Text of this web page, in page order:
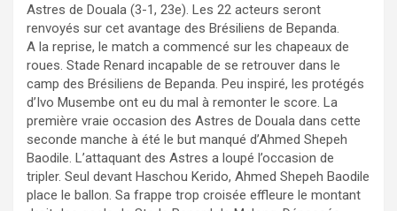
Astres de Douala (3-1, 23e). Les 22 acteurs seront
renvoyés sur cet avantage des Brésiliens de Bepanda.
A la reprise, le match a commencé sur les chapeaux de
roues. Stade Renard incapable de se retrouver dans le
camp des Brésiliens de Bepanda. Peu inspiré, les protégés
d’Ivo Musembe ont eu du mal à remonter le score. La
première vraie occasion des Astres de Douala dans cette
seconde manche à été le but manqué d’Ahmed Shepeh
Baodile. L’attaquant des Astres a loupé l’occasion de
tripler. Seul devant Haschou Kerido, Ahmed Shepeh Baodile
place le ballon. Sa frappe trop croisée effleure le montant